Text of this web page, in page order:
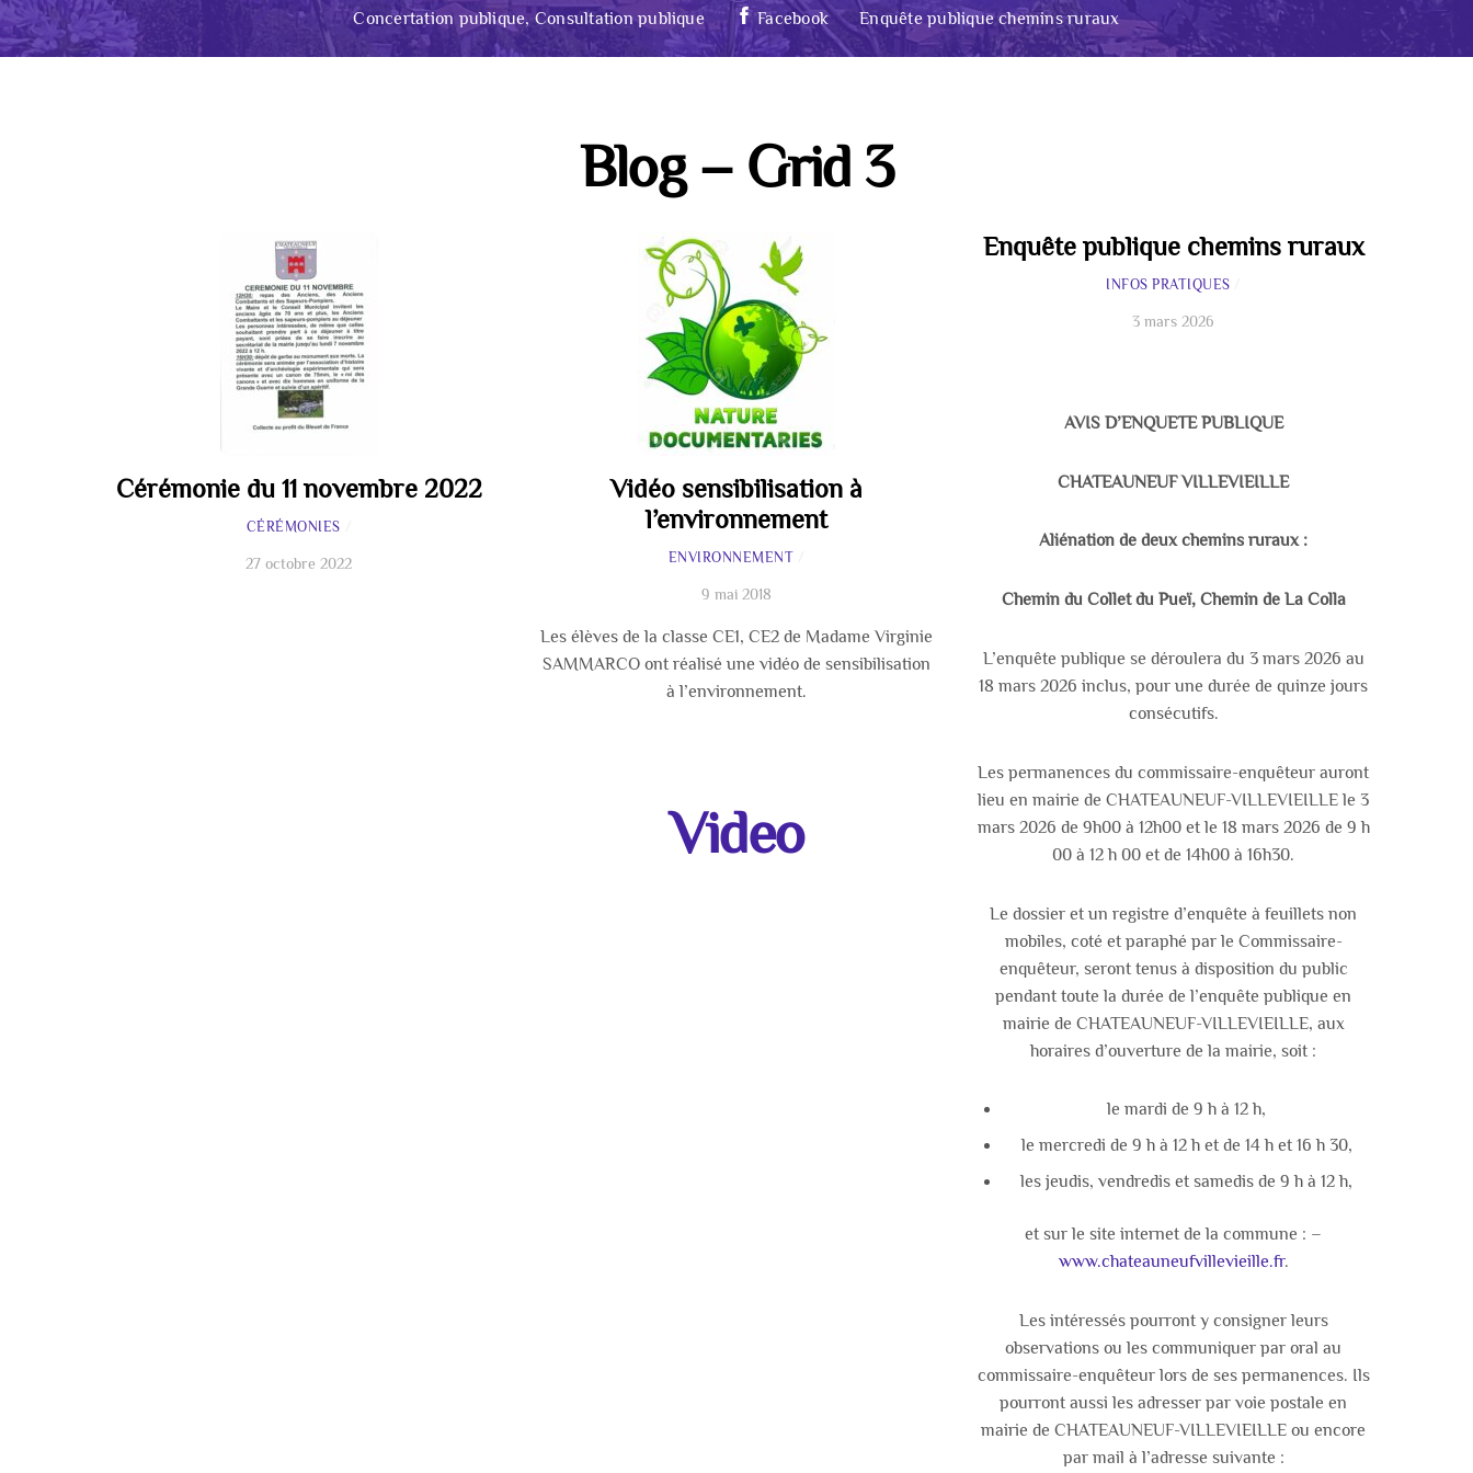
Concertation publique, Consultation publique Facebook Enquête publique chemins ruraux
Blog – Grid 3
Cérémonie du 11 novembre 2022
CÉRÉMONIES
27 octobre 2022
Vidéo sensibilisation à
l’environnement
ENVIRONNEMENT
9 mai 2018
Les élèves de la classe CE1, CE2 de Madame Virginie
SAMMARCO ont réalisé une vidéo de sensibilisation
à l’environnement.
Video
Enquête publique chemins ruraux
INFOS PRATIQUES
3 mars 2026
AVIS D’ENQUETE PUBLIQUE
CHATEAUNEUF VILLEVIEILLE
Aliénation de deux chemins ruraux :
Chemin du Collet du Pueï, Chemin de La Colla
L’enquête publique se déroulera du 3 mars 2026 au
18 mars 2026 inclus, pour une durée de quinze jours
consécutifs.
Les permanences du commissaire-enquêteur auront
lieu en mairie de CHATEAUNEUF-VILLEVIEILLE le 3
mars 2026 de 9h00 à 12h00 et le 18 mars 2026 de 9 h
00 à 12 h 00 et de 14h00 à 16h30.
Le dossier et un registre d’enquête à feuillets non
mobiles, coté et paraphé par le Commissaire-
enquêteur, seront tenus à disposition du public
pendant toute la durée de l’enquête publique en
mairie de CHATEAUNEUF-VILLEVIEILLE, aux
horaires d’ouverture de la mairie, soit :
le mardi de 9 h à 12 h,
le mercredi de 9 h à 12 h et de 14 h et 16 h 30,
les jeudis, vendredis et samedis de 9 h à 12 h,
et sur le site internet de la commune : –
www.chateauneufvillevieille.fr.
Les intéressés pourront y consigner leurs
observations ou les communiquer par oral au
commissaire-enquêteur lors de ses permanences. Ils
pourront aussi les adresser par voie postale en
mairie de CHATEAUNEUF-VILLEVIEILLE ou encore
par mail à l’adresse suivante :